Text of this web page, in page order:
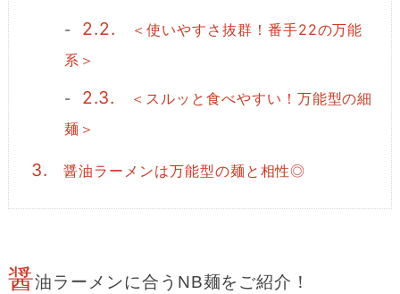
2.2.
＜使いやすさ抜群！番手22の万能
系＞
2.3.
＜スルッと食べやすい！万能型の細
麺＞
3. 醤油ラーメンは万能型の麺と相性◎
醤油ラーメンに合うNB麺をご紹介！